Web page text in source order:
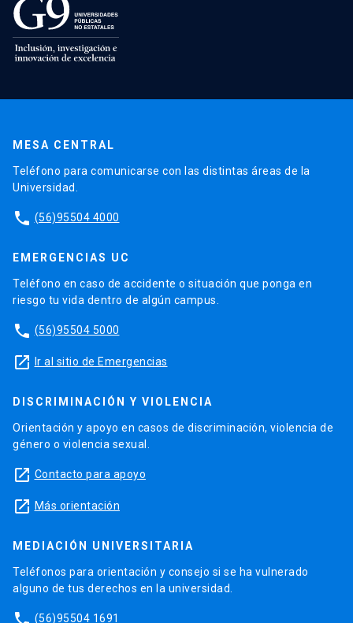
MESA CENTRAL
Teléfono para comunicarse con las distintas áreas de la
Universidad.
phone (56)95504 4000
EMERGENCIAS UC
Teléfono en caso de accidente o situación que ponga en
riesgo tu vida dentro de algún campus.
phone (56)95504 5000
launch Ir al sitio de Emergencias
DISCRIMINACIÓN Y VIOLENCIA
Orientación y apoyo en casos de discriminación, violencia de
género o violencia sexual.
launch Contacto para apoyo
launch Más orientación
MEDIACIÓN UNIVERSITARIA
Teléfonos para orientación y consejo si se ha vulnerado
alguno de tus derechos en la universidad.
(56)95504 1691